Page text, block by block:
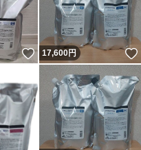
いいね！
17,600円